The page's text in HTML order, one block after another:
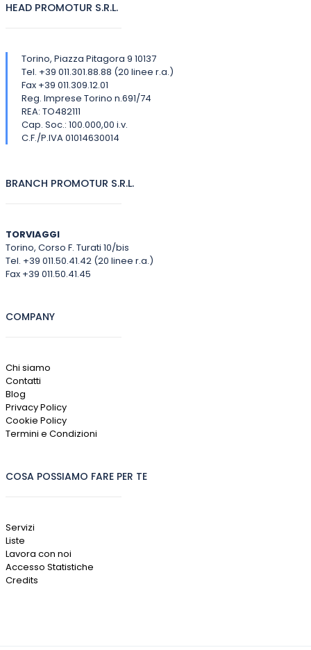
HEAD PROMOTUR S.R.L.
Torino, Piazza Pitagora 9 10137
Tel. +39 011.301.88.88 (20 linee r.a.)
Fax +39 011.309.12.01
Reg. Imprese Torino n.691/74
REA: TO482111
Cap. Soc.: 100.000,00 i.v.
C.F./P.IVA 01014630014
BRANCH PROMOTUR S.R.L.
TORVIAGGI
Torino, Corso F. Turati 10/bis
Tel. +39 011.50.41.42 (20 linee r.a.)
Fax +39 011.50.41.45
COMPANY
Chi siamo
Contatti
Blog
Privacy Policy
Cookie Policy
Termini e Condizioni
COSA POSSIAMO FARE PER TE
Servizi
Liste
Lavora con noi
Accesso Statistiche
Credits